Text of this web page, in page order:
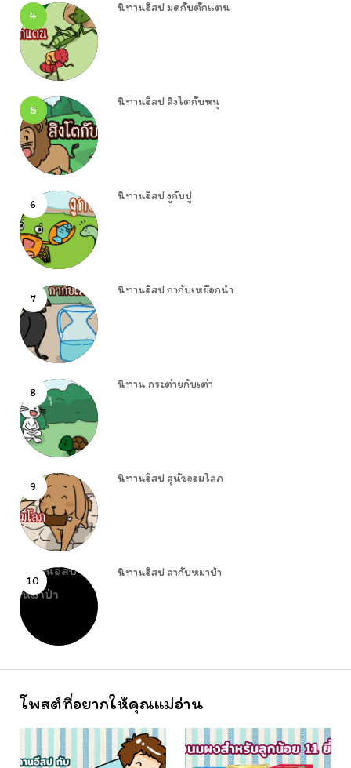
4
นิทานอีสป มดกับตั๊กแตน
5
นิทานอีสป สิงโตกับหนู
6
นิทานอีสป งูกับปู
7
นิทานอีสป กากับเหยือกน้ำ
8
นิทาน กระต่ายกับเต่า
9
นิทานอีสป สุนัขจอมโลภ
10
นิทานอีสป ลากับหมาป่า
โพสต์ที่อยากให้คุณแม่อ่าน